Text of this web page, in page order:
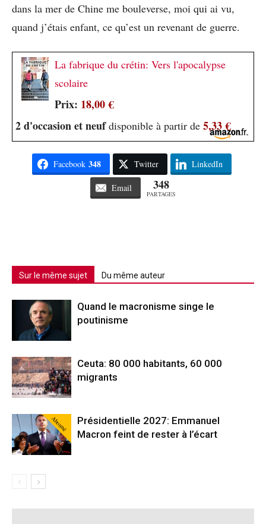
dans la mer de Chine me bouleverse, moi qui ai vu,
quand j’étais enfant, ce qu’est un revenant de guerre.
La fabrique du crétin: Vers l'apocalypse
scolaire
Prix: 18,00 €
2 d'occasion et neufdisponible à partir de 5,33 €
Facebook 348 Twitter LinkedIn
Email 348
PARTAGES
Sur le même sujet Du même auteur
Quand le macronisme singe le
poutinisme
Ceuta: 80 000 habitants, 60 000
migrants
Abonné
Présidentielle 2027: Emmanuel
Macron feint de rester à l’écart